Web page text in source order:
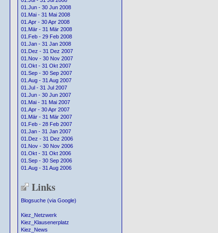
01.Jun - 30 Jun 2008
01.Mai - 31 Mai 2008
01.Apr - 30 Apr 2008
01.Mär - 31 Mär 2008
01.Feb - 29 Feb 2008
01.Jan - 31 Jan 2008
01.Dez - 31 Dez 2007
01.Nov - 30 Nov 2007
01.Okt - 31 Okt 2007
01.Sep - 30 Sep 2007
01.Aug - 31 Aug 2007
01.Jul - 31 Jul 2007
01.Jun - 30 Jun 2007
01.Mai - 31 Mai 2007
01.Apr - 30 Apr 2007
01.Mär - 31 Mär 2007
01.Feb - 28 Feb 2007
01.Jan - 31 Jan 2007
01.Dez - 31 Dez 2006
01.Nov - 30 Nov 2006
01.Okt - 31 Okt 2006
01.Sep - 30 Sep 2006
01.Aug - 31 Aug 2006
Links
Blogsuche (via Google)
Kiez_Netzwerk
Kiez_Klausenerplatz
Kiez_News